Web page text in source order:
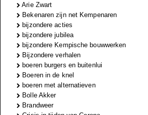
Arie Zwart
Bekenaren zijn net Kempenaren
bijzondere acties
bijzondere jubilea
bijzondere Kempische bouwwerken
Bijzondere verhalen
boeren burgers en buitenlui
Boeren in de knel
boeren met alternatieven
Bolle Akker
Brandweer